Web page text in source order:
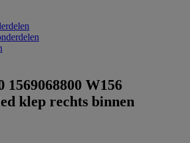
1569068800 W156
klep rechts binnen